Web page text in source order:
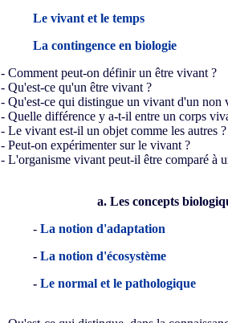
Le vivant et le temps
La contingence en biologie
- Comment peut-on définir un être vivant ?
- Qu'est-ce qu'un être vivant ?
- Qu'est-ce qui distingue un vivant d'un non
- Quelle différence y a-t-il entre un corps
- Le vivant est-il un objet comme les autres ?
- Peut-on expérimenter sur le vivant ?
- L'organisme vivant peut-il être comparé à
a. Les concepts
- La notion d'adaptation
- La notion d'écosystème
- Le normal et le pathologique